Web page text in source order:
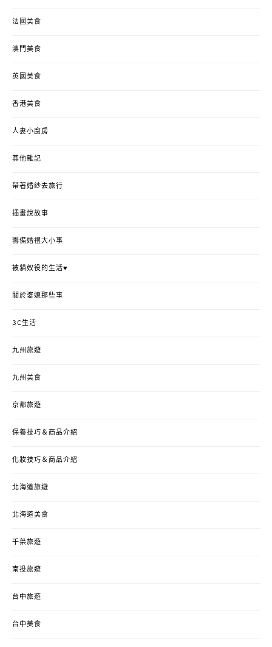
法國美食
澳門美食
英國美食
香港美食
人妻小廚房
其他雜記
帶著婚紗去旅行
插畫說故事
籌備婚禮大小事
被貓奴役的生活♥
關於婆媳那些事
3C生活
九州旅遊
九州美食
京都旅遊
保養技巧＆商品介紹
化妝技巧＆商品介紹
北海道旅遊
北海道美食
千葉旅遊
南投旅遊
台中旅遊
台中美食